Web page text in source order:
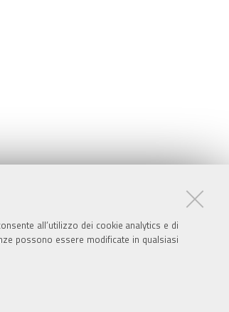
all’utilizzo dei cookie analytics e di
possono essere modificate in qualsiasi